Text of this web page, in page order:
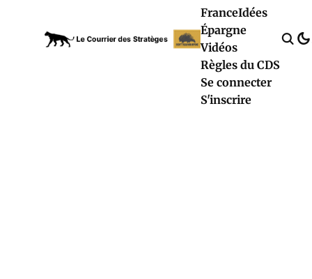
FranceIdées
Épargne
Vidéos
Règles du CDS
Se connecter
S'inscrire